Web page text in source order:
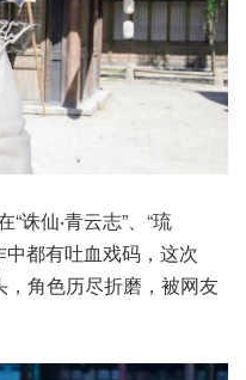
诛仙‧青云志”、“琉
中都有吐血戏码，这次
，角色历尽折磨，被网友